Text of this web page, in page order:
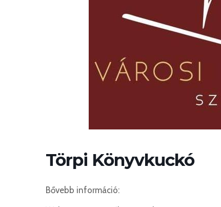
Törpi Könyvkuckó
Bővebb információ: